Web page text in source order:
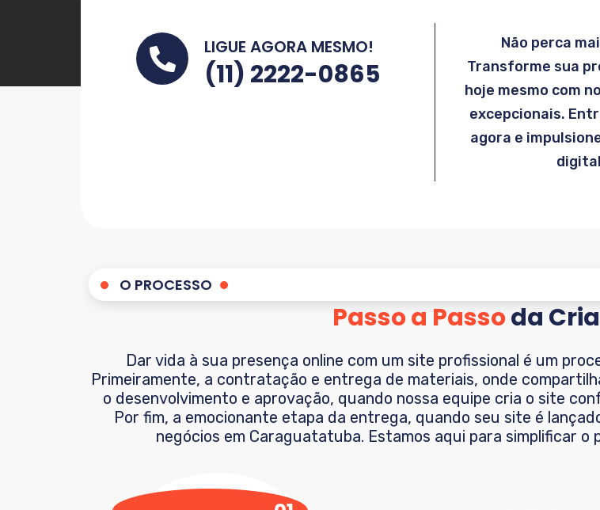
LIGUE AGORA MESMO!
(11) 2222-0865
Não perca
Transforme sua
hoje mesmo com
excepcionais.
agora e
O PROCESSO
Passo a Passoda
Dar vida à sua presença online com um site profissional é um
Primeiramente, a contratação e entrega de materiais, onde
o desenvolvimento e aprovação, quando nossa equipe cria o site
Por fim, a emocionante etapa da entrega, quando seu site é
negócios em Caraguatatuba. Estamos aqui para simplificar